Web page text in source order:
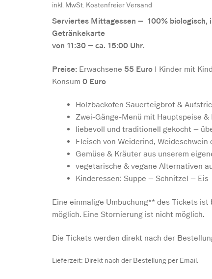
inkl. MwSt. Kostenfreier Versand
Serviertes Mittagessen – 100% biologisch,
Getränkekarte
von 11:30 – ca. 15:00 Uhr.
Preise:Erwachsene 55 EuroI Kinder mit
Konsum 0 Euro
Holzbackofen Sauerteigbrot &
Zwei-Gänge-Menü mit Hauptspeise &
liebevoll und traditionell gekocht –
Fleisch von Weiderind, Weideschwein
Gemüse & Kräuter aus unserem
vegetarische & vegane Alternativen
Kinderessen: Suppe – Schnitzel – Eis
Eine einmalige Umbuchung** des Tickets
möglich. Eine Stornierung ist nicht möglich.
Die Tickets werden direkt nach der
Lieferzeit: Direkt nach der Bestellung per Email.